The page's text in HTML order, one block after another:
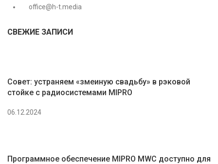
office@h-t.media
СВЕЖИЕ ЗАПИСИ
Совет: устраняем «змеиную свадьбу» в рэковой
стойке с радиосистемами MIPRO
06.12.2024
Программное обеспечение MIPRO MWC доступно для